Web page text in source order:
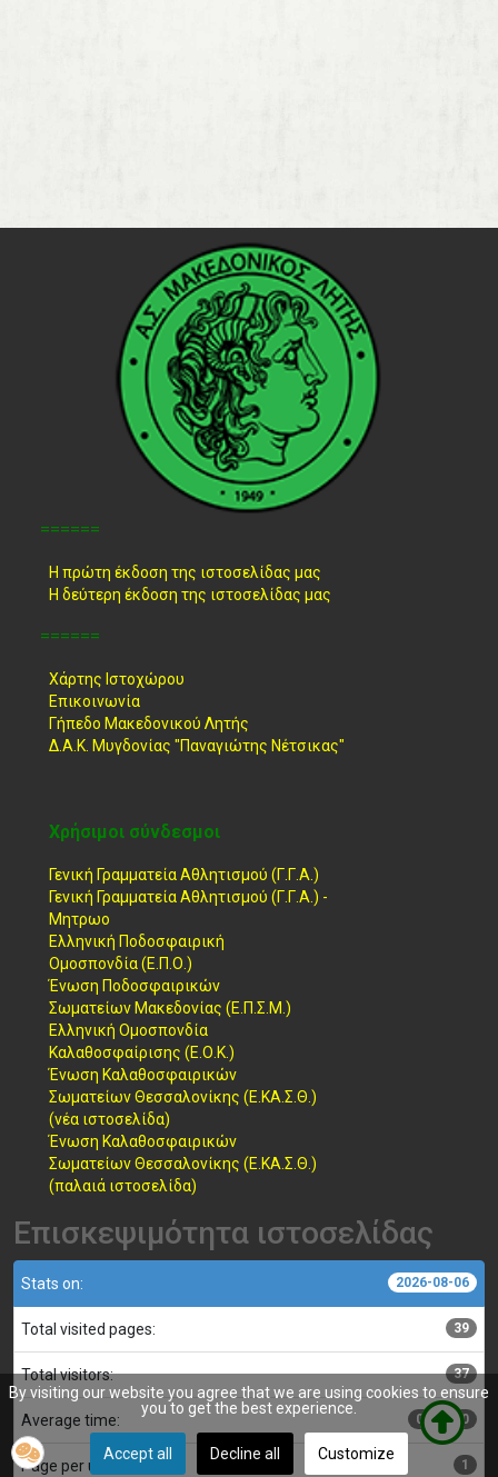
======
Η πρώτη έκδοση της ιστοσελίδας μας
Η δεύτερη έκδοση της ιστοσελίδας μας
======
Χάρτης Ιστοχώρου
Επικοινωνία
Γήπεδο Μακεδονικού Λητής
Δ.Α.Κ. Μυγδονίας "Παναγιώτης Νέτσικας"
Χρήσιμοι σύνδεσμοι
Γενική Γραμματεία Αθλητισμού (Γ.Γ.Α.)
Γενική Γραμματεία Αθλητισμού (Γ.Γ.Α.) -
Μητρωο
Ελληνική Ποδοσφαιρική
Ομοσπονδία (Ε.Π.Ο.)
Ένωση Ποδοσφαιρικών
Σωματείων Μακεδονίας (Ε.Π.Σ.Μ.)
Ελληνική Ομοσπονδία
Καλαθοσφαίρισης (Ε.Ο.Κ.)
Ένωση Καλαθοσφαιρικών
Σωματείων Θεσσαλονίκης (Ε.ΚΑ.Σ.Θ.)
(νέα ιστοσελίδα)
Ένωση Καλαθοσφαιρικών
Σωματείων Θεσσαλονίκης (Ε.ΚΑ.Σ.Θ.)
(παλαιά ιστοσελίδα)
Επισκεψιμότητα ιστοσελίδας
Stats on: 2026-08-06
Total visited pages: 39
Total visitors: 37
Average time: 00:00:00
Page per user: 1
By visiting our website you agree that we are using cookies to ensure
you to get the best experience.
Accept all Decline all Customize